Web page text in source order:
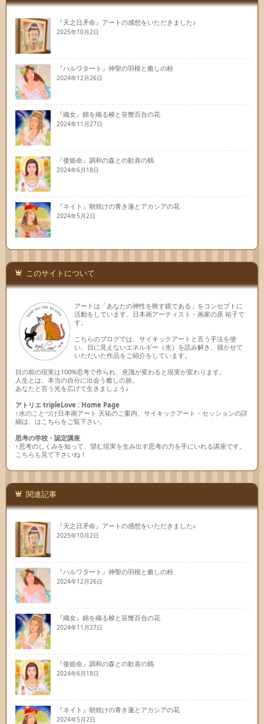
『天之日矛命』アートの感想をいただきました♪
2025年10月2日
『ハルワタート』神聖の羽根と癒しの粉
2024年12月26日
『織女』錦を織る梭と笹蟹百合の花
2024年11月27日
『倭姫命』調和の森との歓喜の鶴
2024年6月18日
『ネイト』朝焼けの青き蓮とアカシアの花
2024年5月2日
このサイトについて
アートは「あなたの神性を映す鏡である」をコンセプトに
活動をしています。日本画アーティスト・画家の原 祐子で
す。
こちらのブログでは、サイキックアートと言う手法を使
い、目に見えないエネルギー（光）を読み解き、描かせて
いただいた作品をご紹介をしています。
目の前の現実は100%思考で作られ、意識が変わると現実が変わります。
人生とは、本当の自分に出会う癒しの旅。
あなたと言う光を広げて生きましょう♪
アトリエ tripleLove : Home Page
↑水のことづけ日本画アート 天祐のご案内、サイキックアート・セッションの詳
細は、はこちらをご覧下さい。
思考の学校・認定講座
↑思考のしくみを知って、望む現実を生み出す思考の力を手にいれる講座です。
こちらも見て下さいね！
関連記事
『天之日矛命』アートの感想をいただきました♪
2025年10月2日
『ハルワタート』神聖の羽根と癒しの粉
2024年12月26日
『織女』錦を織る梭と笹蟹百合の花
2024年11月27日
『倭姫命』調和の森との歓喜の鶴
2024年6月18日
『ネイト』朝焼けの青き蓮とアカシアの花
2024年5月2日